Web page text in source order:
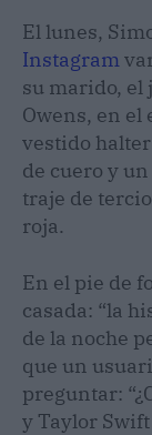
El lunes,
Instagram
su marido, el
Owens, en
vestido
de cuero y
traje de
roja.
En el pie de
casada: “la
de la noche
que un
preguntar:
y Taylor